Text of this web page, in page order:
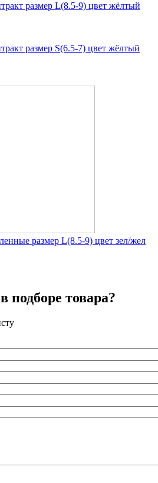
размер L(8.5-9) цвет жёлтый
размер S(6.5-7) цвет жёлтый
размер L(8.5-9) цвет зел/жел
товара?